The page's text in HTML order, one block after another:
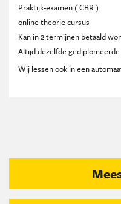
Praktijk-examen ( CBR )
online theorie cursus
Kan in 2 termijnen betaald
Altijd dezelfde
Wij lessen ook in een